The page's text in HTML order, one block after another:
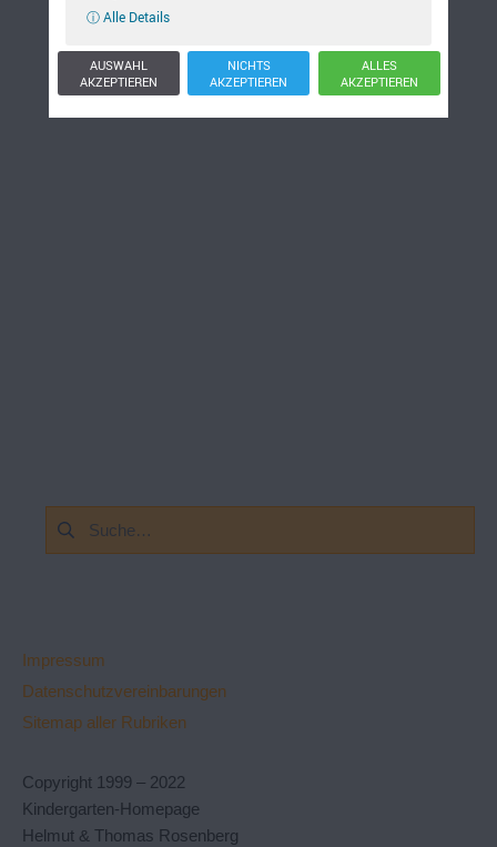
Suchen
nach:
Impressum
Datenschutzvereinbarungen
Sitemap aller Rubriken
Copyright 1999 – 2022
Kindergarten-Homepage
Helmut & Thomas Rosenberg
ⓘ Alle Details
AUSWAHL
AKZEPTIEREN
NICHTS
AKZEPTIEREN
ALLES
AKZEPTIEREN